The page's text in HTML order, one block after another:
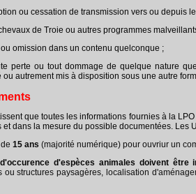
ou cessation de transmission vers ou depuis
de Troie ou autres programmes
omission dans un contenu quelconque ;
perte ou tout dommage de quelque nature
ou autrement mis à disposition sous une autre
que toutes les informations fournies à la
et dans la mesure du possible documentées. Les
15 ans (majorité numérique) pour ouvriur un
d'espèces animales doivent être
ou structures paysagères, localisation